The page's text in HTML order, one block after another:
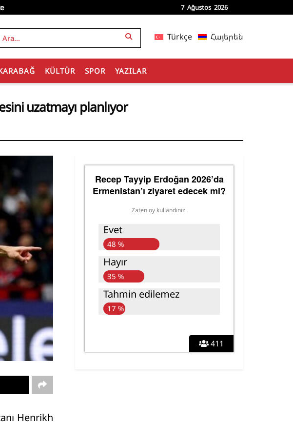
7 Ağustos 2026
Türkçe Հայերեն
KÜLTÜR SPOR YAZILAR
uzatmayı planlıyor
Henrikh
411
Recep Tayyip Erdoğan 2026’da
Ermenistan’ı ziyaret edecek mi?
Zaten oy kullandınız.
Evet
48 %
Hayır
35 %
Tahmin edilemez
17 %